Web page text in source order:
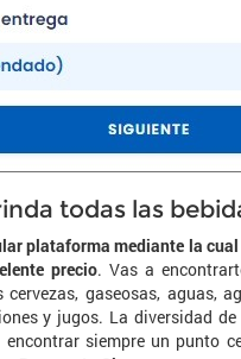
todas las
plataforma mediante la
precio. Vas a
gaseosas, aguas,
y jugos. La diversidad
siempre un punto